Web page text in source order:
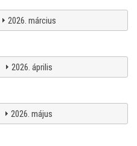
2026. március
2026. április
2026. május